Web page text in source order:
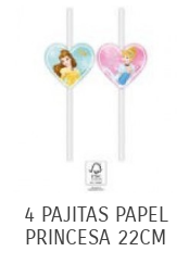
4 PAJITAS PAPEL
PRINCESA 22CM